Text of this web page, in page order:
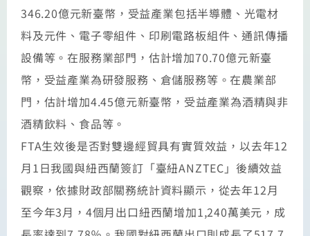
346.20億元新臺幣，受益產業包括半導體、光電材
料及元件、電子零組件、印刷電路板組件、通訊傳播
設備等。在服務業部門，估計增加70.70億元新臺
幣，受益產業為研發服務、倉儲服務等。在農業部
門，估計增加4.45億元新臺幣，受益產業為酒精與非
酒精飲料、食品等。
FTA生效後是否對雙邊經貿具有實質效益，以去年12
月1日我國與紐西蘭簽訂「臺紐ANZTEC」後續效益
觀察，依據財政部關務統計資料顯示，從去年12月
至今年3月，4個月出口紐西蘭增加1,240萬美元，成